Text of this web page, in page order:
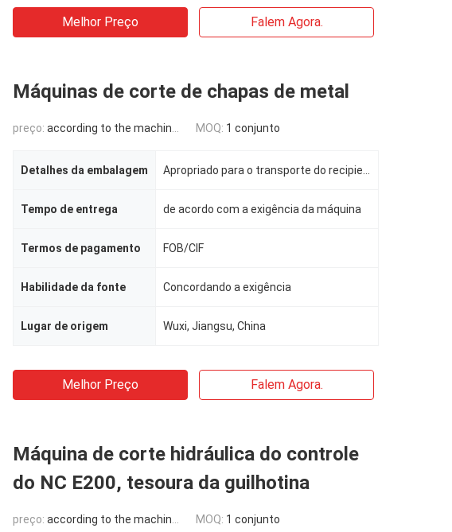
Melhor Preço Falem Agora.
Máquinas de corte de chapas de metal
preço: according to the machine requirement MOQ: 1 conjunto
Detalhes da embalagem
Tempo de entrega de acordo com a exigência da máquina
Termos de pagamento FOB/CIF
Habilidade da fonte Concordando a exigência
Lugar de origem Wuxi, Jiangsu, China
Melhor Preço Falem Agora.
Máquina de corte hidráulica do controle
do NC E200, tesoura da guilhotina
preço: according to the machine requirement MOQ: 1 conjunto